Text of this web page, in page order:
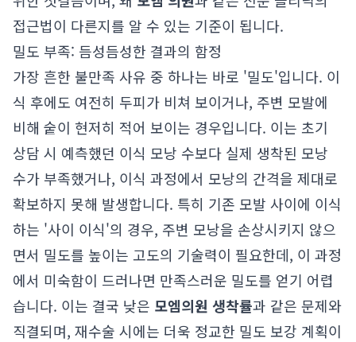
접근법이 다른지를 알 수 있는 기준이 됩니다.
밀도 부족: 듬성듬성한 결과의 함정
가장 흔한 불만족 사유 중 하나는 바로 '밀도'입니다. 이
식 후에도 여전히 두피가 비쳐 보이거나, 주변 모발에
비해 숱이 현저히 적어 보이는 경우입니다. 이는 초기
상담 시 예측했던 이식 모낭 수보다 실제 생착된 모낭
수가 부족했거나, 이식 과정에서 모낭의 간격을 제대로
확보하지 못해 발생합니다. 특히 기존 모발 사이에 이식
하는 '사이 이식'의 경우, 주변 모낭을 손상시키지 않으
면서 밀도를 높이는 고도의 기술력이 필요한데, 이 과정
에서 미숙함이 드러나면 만족스러운 밀도를 얻기 어렵
습니다. 이는 결국 낮은 모엠의원 생착률과 같은 문제와
직결되며, 재수술 시에는 더욱 정교한 밀도 보강 계획이